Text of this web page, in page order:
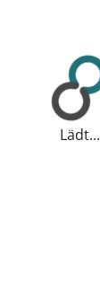
Lädt...